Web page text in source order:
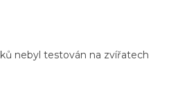
nebyl testován na zvířatech